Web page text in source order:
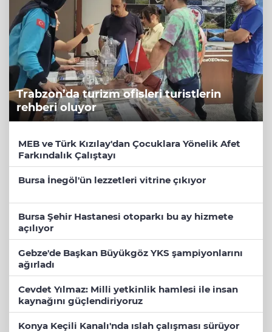
Trabzon’da turizm ofisleri turistlerin
rehberi oluyor
MEB ve Türk Kızılay'dan Çocuklara Yönelik Afet
Farkındalık Çalıştayı
Bursa İnegöl'ün lezzetleri vitrine çıkıyor
Bursa Şehir Hastanesi otoparkı bu ay hizmete
açılıyor
Gebze'de Başkan Büyükgöz YKS şampiyonlarını
ağırladı
Cevdet Yılmaz: Milli yetkinlik hamlesi ile insan
kaynağını güçlendiriyoruz
Konya Keçili Kanalı'nda ıslah çalışması sürüyor